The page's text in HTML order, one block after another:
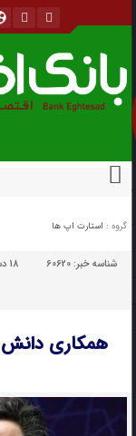
گروه : استارت اپ ها
شناسه خبر:60620 18 دسامبر 2023 - 17:43
همکاری